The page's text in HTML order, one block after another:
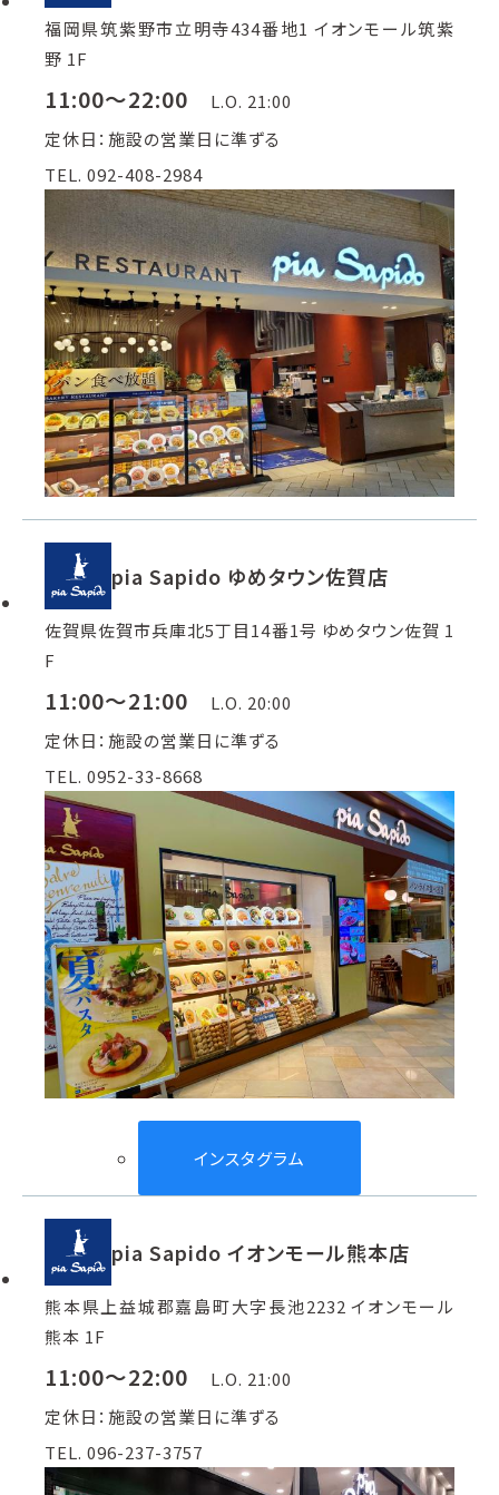
福岡県筑紫野市立明寺434番地1 イオンモール筑紫
野 1F
11:00～22:00
L.O. 21:00
定休日：施設の営業日に準ずる
TEL. 092-408-2984
pia Sapido ゆめタウン佐賀店
佐賀県佐賀市兵庫北5丁目14番1号 ゆめタウン佐賀 1
F
11:00～21:00
L.O. 20:00
定休日：施設の営業日に準ずる
TEL. 0952-33-8668
インスタグラム
pia Sapido イオンモール熊本店
熊本県上益城郡嘉島町大字長池2232 イオンモール
熊本 1F
11:00～22:00
L.O. 21:00
定休日：施設の営業日に準ずる
TEL. 096-237-3757